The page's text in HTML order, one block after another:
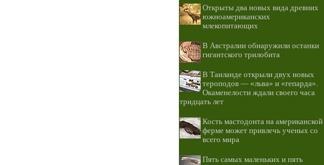
Открыты два новых вида древних
южноамериканских
млекопитающих
В Австралии обнаружили останки
гигантского трилобита
В Таиланде открыли двух новых
тероподов — «льва» и «гепарда».
Окаменелости ждали своего часа
тридцать лет
Кость мастодонта на американской
ферме может привлечь ученых со
всего мира
Пять самых маленьких и пять